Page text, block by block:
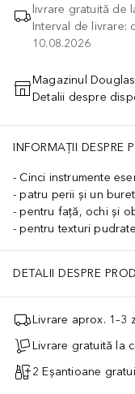
livrare gratuită de
Interval de livrare:
10.08.2026
Magazinul Douglas
Detalii despre
INFORMAȚII DESPRE
Cinci instrumente
patru perii și un
pentru față, ochi și
pentru texturi
DETALII DESPRE
Livrare aprox. 1–3
Livrare gratuită la
2 Eșantioane